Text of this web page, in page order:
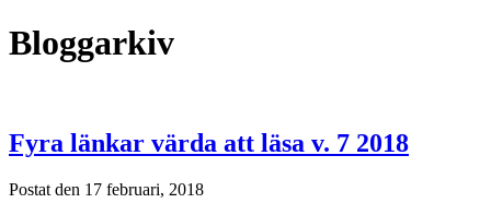
Bloggarkiv
Fyra länkar värda att läsa v. 7 2018
Postat den 17 februari, 2018